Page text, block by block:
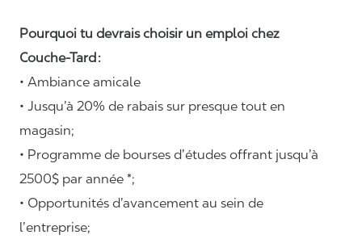
Pourquoi tu devrais choisir un emploi chez
Couche-Tard :
• Ambiance amicale
• Jusqu’à 20% de rabais sur presque tout en
magasin;
• Programme de bourses d’études offrant jusqu’à
2500$ par année *;
• Opportunités d’avancement au sein de
l’entreprise;